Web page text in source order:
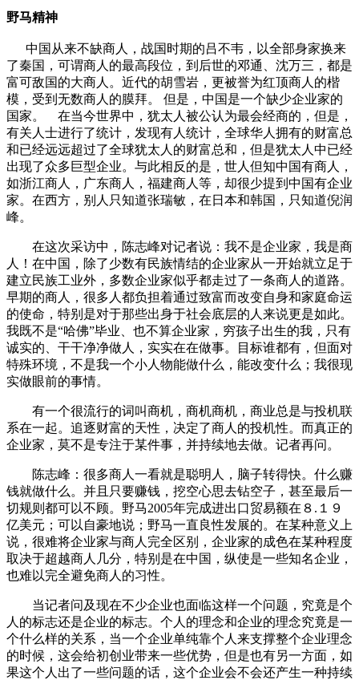
野马精神
中国从来不缺商人，战国时期的吕不韦，以全部身家换来
了秦国，可谓商人的最高段位，到后世的邓通、沈万三，都是
富可敌国的大商人。近代的胡雪岩，更被誉为红顶商人的楷
模，受到无数商人的膜拜。 但是，中国是一个缺少企业家的
国家。 在当今世界中，犹太人被公认为最会经商的，但是，
有关人士进行了统计，发现有人统计，全球华人拥有的财富总
和已经远远超过了全球犹太人的财富总和，但是犹太人中已经
出现了众多巨型企业。与此相反的是，世人但知中国有商人，
如浙江商人，广东商人，福建商人等，却很少提到中国有企业
家。在西方，别人只知道张瑞敏，在日本和韩国，只知道倪润
峰。
在这次采访中，陈志峰对记者说：我不是企业家，我是商
人！在中国，除了少数有民族情结的企业家从一开始就立足于
建立民族工业外，多数企业家似乎都走过了一条商人的道路。
早期的商人，很多人都负担着通过致富而改变自身和家庭命运
的使命，特别是对于那些出身于社会底层的人来说更是如此。
我既不是“哈佛”毕业、也不算企业家，穷孩子出生的我，只有
诚实的、干干净净做人，实实在在做事。目标谁都有，但面对
特殊环境，不是我一个小人物能做什么，能改变什么；我很现
实做眼前的事情。
有一个很流行的词叫商机，商机商机，商业总是与投机联
系在一起。追逐财富的天性，决定了商人的投机性。而真正的
企业家，莫不是专注于某件事，并持续地去做。记者再问。
陈志峰：很多商人一看就是聪明人，脑子转得快。什么赚
钱就做什么。并且只要赚钱，挖空心思去钻空子，甚至最后一
切规则都可以不顾。野马2005年完成进出口贸易额在８.１９
亿美元；可以自豪地说；野马一直良性发展的。在某种意义上
说，很难将企业家与商人完全区别，企业家的成色在某种程度
取决于超越商人几分，特别是在中国，纵使是一些知名企业，
也难以完全避免商人的习性。
当记者问及现在不少企业也面临这样一个问题，究竟是个
人的标志还是企业的标志。个人的理念和企业的理念究竟是一
个什么样的关系，当一个企业单纯靠个人来支撑整个企业理念
的时候，这会给初创业带来一些优势，但是也有另一方面，如
果这个人出了一些问题的话，这个企业会不会还产生一种持续